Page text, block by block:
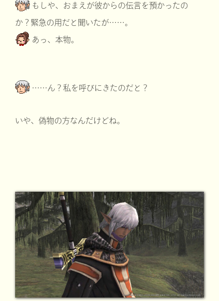
もしや、おまえが彼からの伝言を預かったの
か？緊急の用だと聞いたが……。
あっ、本物。
……ん？私を呼びにきたのだと？
いや、偽物の方なんだけどね。